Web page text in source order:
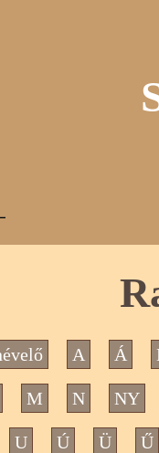
A Á
M N NY
U Ú Ü Ű